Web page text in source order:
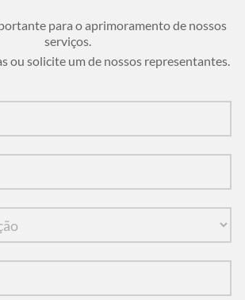
para o aprimoramento de nossos
serviços.
ou solicite um de nossos representantes.